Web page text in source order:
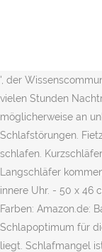
', der
vielen Stunden
möglicherweise an
Schlafstörungen.
schlafen.
Langschläfer
innere Uhr. - 50 x 46
Farben: Amazon.de:
Schlapoptimum für
liegt. Schlafmangel